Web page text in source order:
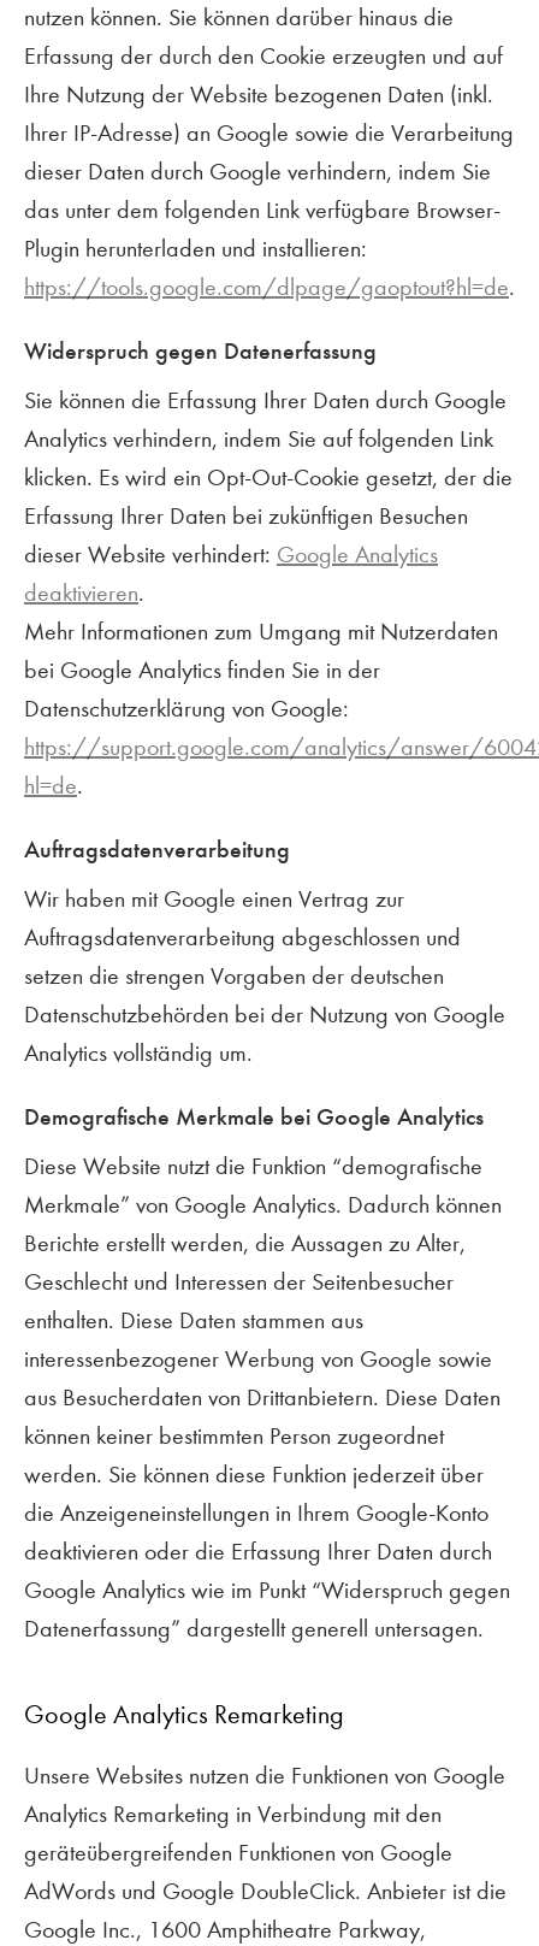
nutzen können. Sie können darüber hinaus die
Erfassung der durch den Cookie erzeugten und auf
Ihre Nutzung der Website bezogenen Daten (inkl.
Ihrer IP-Adresse) an Google sowie die Verarbeitung
dieser Daten durch Google verhindern, indem Sie
das unter dem folgenden Link verfügbare Browser-
Plugin herunterladen und installieren:
https://tools.google.com/dlpage/gaoptout?hl=de.
Widerspruch gegen Datenerfassung
Sie können die Erfassung Ihrer Daten durch Google
Analytics verhindern, indem Sie auf folgenden Link
klicken. Es wird ein Opt-Out-Cookie gesetzt, der die
Erfassung Ihrer Daten bei zukünftigen Besuchen
dieser Website verhindert: Google Analytics
deaktivieren.
Mehr Informationen zum Umgang mit Nutzerdaten
bei Google Analytics finden Sie in der
Datenschutzerklärung von Google:
https://support.google.com/analytics/answer/
hl=de.
Auftragsdatenverarbeitung
Wir haben mit Google einen Vertrag zur
Auftragsdatenverarbeitung abgeschlossen und
setzen die strengen Vorgaben der deutschen
Datenschutzbehörden bei der Nutzung von Google
Analytics vollständig um.
Demografische Merkmale bei Google Analytics
Diese Website nutzt die Funktion “demografische
Merkmale” von Google Analytics. Dadurch können
Berichte erstellt werden, die Aussagen zu Alter,
Geschlecht und Interessen der Seitenbesucher
enthalten. Diese Daten stammen aus
interessenbezogener Werbung von Google sowie
aus Besucherdaten von Drittanbietern. Diese Daten
können keiner bestimmten Person zugeordnet
werden. Sie können diese Funktion jederzeit über
die Anzeigeneinstellungen in Ihrem Google-Konto
deaktivieren oder die Erfassung Ihrer Daten durch
Google Analytics wie im Punkt “Widerspruch gegen
Datenerfassung” dargestellt generell untersagen.
Google Analytics Remarketing
Unsere Websites nutzen die Funktionen von Google
Analytics Remarketing in Verbindung mit den
geräteübergreifenden Funktionen von Google
AdWords und Google DoubleClick. Anbieter ist die
Google Inc., 1600 Amphitheatre Parkway,
KONTAKT
IMPRESSUM
DATENSCHUTZ
INSTAGRAM
©Zürns Hoff2023–2026